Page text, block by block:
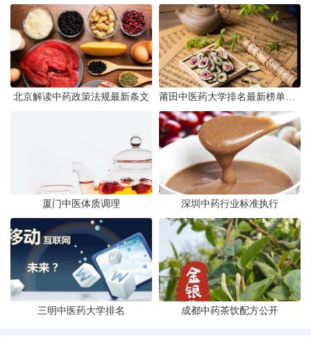
北京解读中药政策法规最新条文
厦门中医体质调理 深圳中药行业标准执行
三明中医药大学排名 成都中药茶饮配方公开